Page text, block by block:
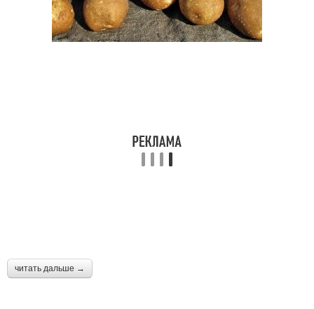
читать дальше →